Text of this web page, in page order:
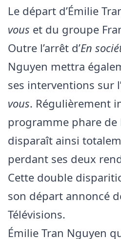
Le départ d’Émilie
vous et du groupe
Outre l’arrêt d’En
Nguyen mettra
ses interventions sur
vous. Régulièrement
programme phare de
disparaît ainsi
perdant ses deux
Cette double
son départ annoncé
Télévisions.
Émilie Tran Nguyen